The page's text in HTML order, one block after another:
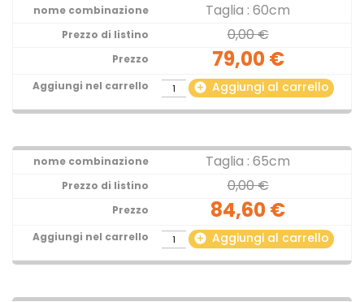
Taglia : 60cm
0,00 €
79,00 €
add_circle Aggiungi al carrello
Taglia : 65cm
0,00 €
84,60 €
add_circle Aggiungi al carrello